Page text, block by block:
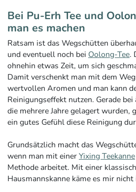
Bei Pu-Erh Tee und
man es machen
Ratsam ist das Wegschütten
und eventuell noch bei Oolong-Tee.
ohnehin etwas Zeit, um sich
Damit verschenkt man mit dem
wertvollen Aromen und man kann
Reinigungseffekt nutzen. Gerade
die mehrere Jahre gelagert wurden,
ein gutes Gefühl diese Reinigung
Grundsätzlich macht das
wenn man mit einerYixing Teekanne
Methode arbeitet. Mit einer
Hausmannskanne käme es mir nicht